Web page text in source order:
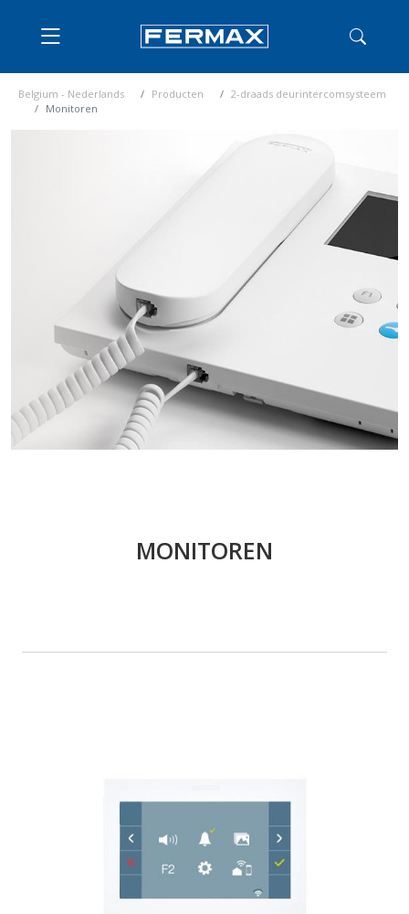
Belgium - Nederlands Producten
2-draads deurintercomsysteem
Monitoren
MONITOREN